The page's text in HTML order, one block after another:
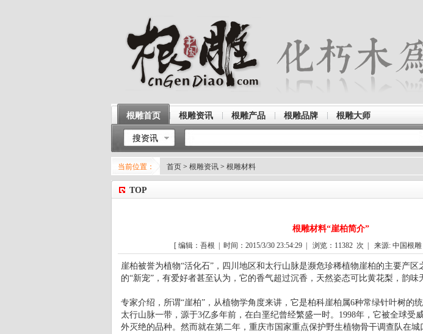
根雕首页 根雕资讯 根雕产品 根雕品牌 根雕大师
搜资讯
当前位置： 首页 > 根雕资讯 > 根雕材料
TOP
根雕材料“崖柏简介”
[ 编辑：吾根 | 时间：2015/3/30 23:54:29 | 浏览： 11382 次 | 来源: 中国根
崖柏被誉为植物“活化石”，四川地区和太行山脉是濒危珍稀植物崖柏的主要产
的“新宠”，有爱好者甚至认为，它的香气超过沉香，天然姿态可比黄花梨，韵味
专家介绍，所谓“崖柏”，从植物学角度来讲，它是柏科崖柏属6种常绿针叶树的
太行山脉一带，源于3亿多年前，在白垩纪曾经繁盛一时。1998年，它被全球受
外灭绝的品种。然而就在第二年，重庆市国家重点保护野生植物骨干调查队在